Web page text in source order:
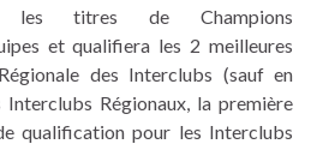
les titres de Champions
et qualifiera les 2 meilleures
des Interclubs (sauf en
Interclubs Régionaux, la première
qualification pour les Interclubs